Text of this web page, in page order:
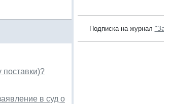
в суд о
Подписка на журнал